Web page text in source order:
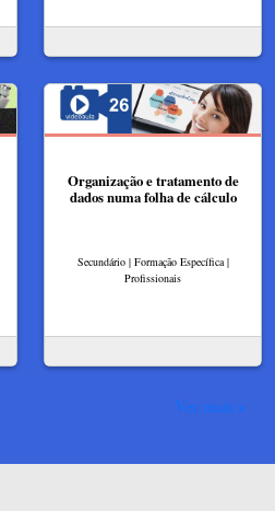
Organização e tratamento de
dados numa folha de cálculo
Secundário | Formação Específica |
Profissionais
Ver mais